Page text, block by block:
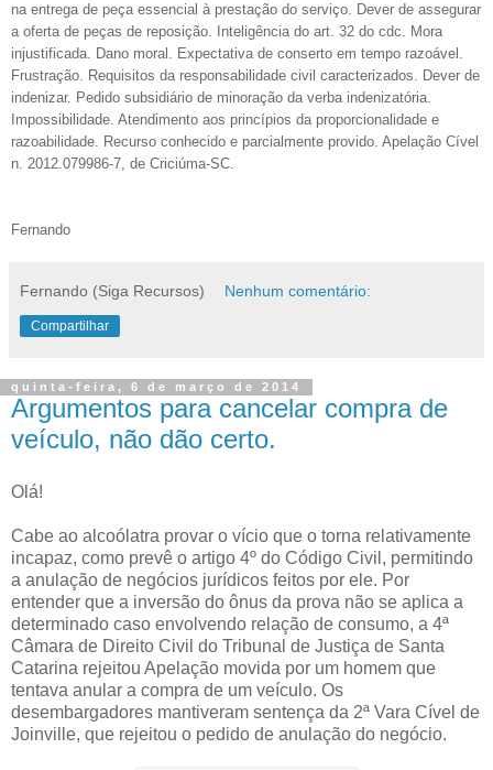
na entrega de peça essencial à prestação do serviço. Dever de assegurar
a oferta de peças de reposição. Inteligência do art. 32 do cdc. Mora
injustificada. Dano moral. Expectativa de conserto em tempo razoável.
Frustração. Requisitos da responsabilidade civil caracterizados. Dever de
indenizar. Pedido subsidiário de minoração da verba indenizatória.
Impossibilidade. Atendimento aos princípios da proporcionalidade e
razoabilidade. Recurso conhecido e parcialmente provido. Apelação Cível
n. 2012.079986-7, de Criciúma-SC.
Fernando
Fernando (Siga Recursos) Nenhum comentário:
Compartilhar
quinta-feira, 6 de março de 2014
Argumentos para cancelar compra de
veículo, não dão certo.
Olá!
Cabe ao alcoólatra provar o vício que o torna relativamente
incapaz, como prevê o artigo 4º do Código Civil, permitindo
a anulação de negócios jurídicos feitos por ele. Por
entender que a inversão do ônus da prova não se aplica a
determinado caso envolvendo relação de consumo, a 4ª
Câmara de Direito Civil do Tribunal de Justiça de Santa
Catarina rejeitou Apelação movida por um homem que
tentava anular a compra de um veículo. Os
desembargadores mantiveram sentença da 2ª Vara Cível de
Joinville, que rejeitou o pedido de anulação do negócio.